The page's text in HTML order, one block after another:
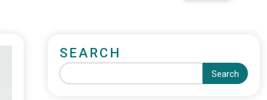
SEARCH
Search